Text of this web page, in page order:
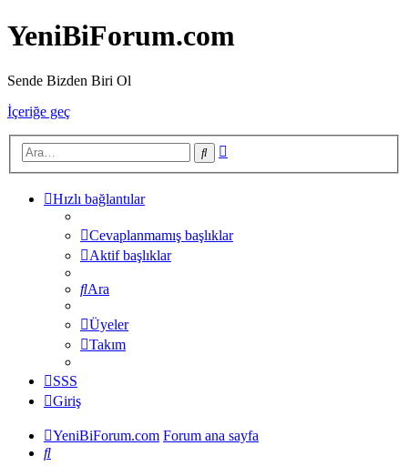
YeniBiForum.com
Sende Bizden Biri Ol
İçeriğe geç
Ara
Hızlı bağlantılar
Cevaplanmamış başlıklar
Aktif başlıklar
Ara
Üyeler
Takım
SSS
Giriş
YeniBiForum.com Forum ana sayfa
Ara